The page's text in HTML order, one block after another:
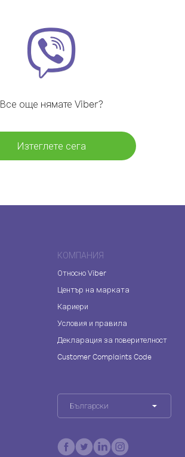
Все още нямате Viber?
Изтеглете сега
КОМПАНИЯ
Относно Viber
Център на марката
Кариери
Условия и правила
Декларация за поверителност
Customer Complaints Code
Български